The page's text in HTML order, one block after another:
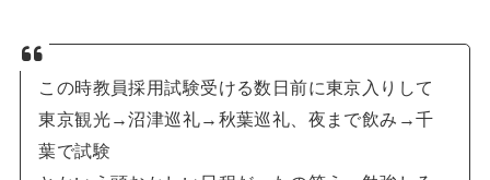
この時教員採用試験受ける数日前に東京入りして
東京観光→沼津巡礼→秋葉巡礼、夜まで飲み→千
葉で試験